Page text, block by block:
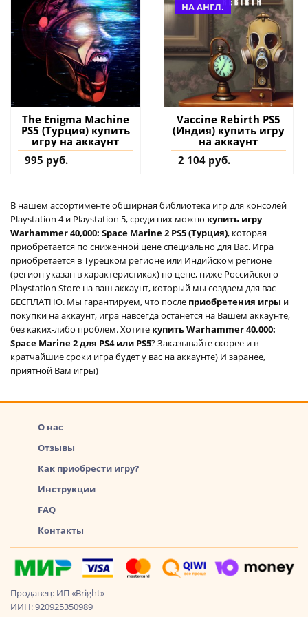
The Enigma Machine
PS5 (Турция) купить
игру на аккаунт
995 руб.
НА АНГЛ.
Vaccine Rebirth PS5
(Индия) купить игру
на аккаунт
2 104 руб.
В нашем ассортименте обширная библиотека игр для консолей
Playstation 4 и Playstation 5, среди них можно купить игру
Warhammer 40,000: Space Marine 2 PS5 (Турция), которая
приобретается по сниженной цене специально для Вас. Игра
приобретается в Турецком регионе или Индийском регионе
(регион указан в характеристиках) по цене, ниже Российского
Playstation Store на ваш аккаунт, который мы создаем для вас
БЕСПЛАТНО. Мы гарантируем, что после приобретения игры и
покупки на аккаунт, игра навсегда останется на Вашем аккаунте,
без каких-либо проблем. Хотите купить Warhammer 40,000:
Space Marine 2 для PS4 или PS5? Заказывайте скорее и в
кратчайшие сроки игра будет у вас на аккаунте) И заранее,
приятной Вам игры)
О нас
Отзывы
Как приобрести игру?
Инструкции
FAQ
Контакты
Продавец: ИП «Bright»
ИИН: 920925350989